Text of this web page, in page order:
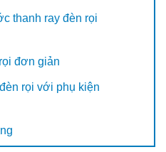
thanh ray đèn rọi
đơn giản
rọi với phụ kiện